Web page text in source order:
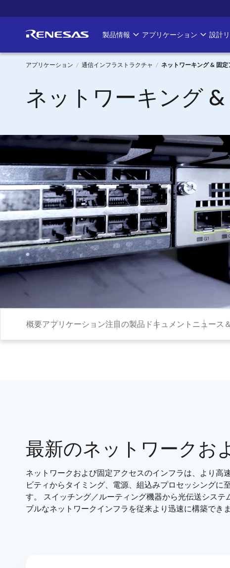
イ
ン
Main
navigation
製品情報 アプリケーション 設計
パ
ン
く
ず
アプリケーション 通信インフラストラクチャ ネットワーキング & 固定
ネットワーキング
画像
概要アプリケーション注目の製品 ドキュメント ニュース
最新のネットワークお
ネットワークおよび固定アクセスのインフラは、より
ビティからタイミング、電源、組込みプロセッシング
す。 スイッチング／ルーティング機器から光伝送シス
ブルなネットワークインフラを従来より迅速に構築できま